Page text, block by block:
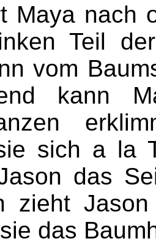
Maya nach
Teil
vom
kann
sich a la
das
zieht
das